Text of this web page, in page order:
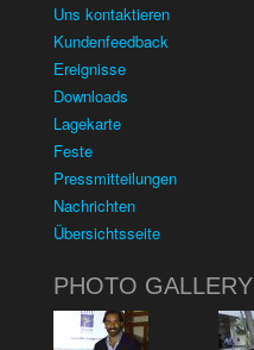
Uns kontaktieren
Kundenfeedback
Ereignisse
Downloads
Lagekarte
Feste
Pressmitteilungen
Nachrichten
Übersichtsseite
PHOTO GALLERY